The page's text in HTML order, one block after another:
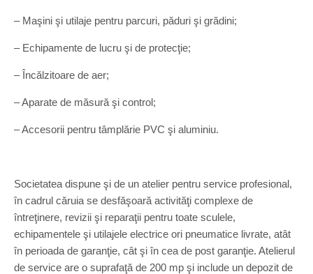
– Maşini şi utilaje pentru parcuri, păduri şi grădini;
– Echipamente de lucru şi de protecţie;
– Încălzitoare de aer;
– Aparate de măsură şi control;
– Accesorii pentru tâmplărie PVC şi aluminiu.
Societatea dispune şi de un atelier pentru service profesional,
în cadrul căruia se desfăşoară activităţi complexe de
întreţinere, revizii şi reparaţii pentru toate sculele,
echipamentele şi utilajele electrice ori pneumatice livrate, atât
în perioada de garanţie, cât şi în cea de post garanţie. Atelierul
de service are o suprafaţă de 200 mp şi include un depozit de